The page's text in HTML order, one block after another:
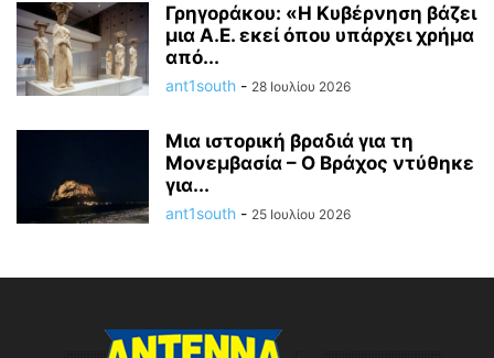
Γρηγοράκου: «Η Κυβέρνηση βάζει
μια Α.Ε. εκεί όπου υπάρχει χρήμα
από...
ant1south - 28 Ιουλίου 2026
Μια ιστορική βραδιά για τη
Μονεμβασία – Ο Βράχος ντύθηκε
για...
ant1south - 25 Ιουλίου 2026